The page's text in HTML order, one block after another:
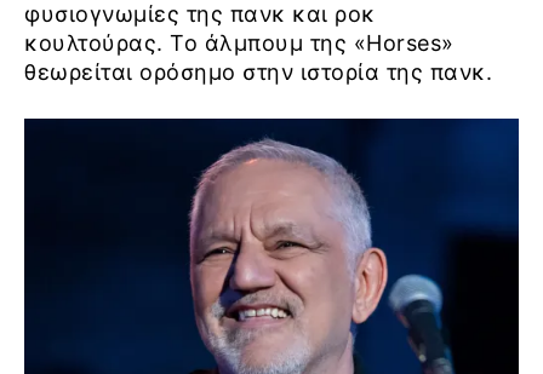
φυσιογνωμίες της πανκ και ροκ
κουλτούρας. Το άλμπουμ της «Horses»
θεωρείται ορόσημο στην ιστορία της πανκ.